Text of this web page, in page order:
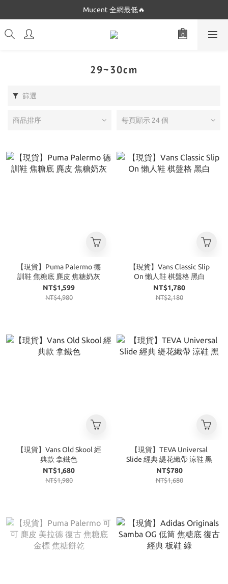
Dickies 最低只要$5XX!!
Mucent 全網最低🔥
Dickies 最低只要$5XX!!
29~30cm
篩選
商品排序 每頁顯示 24 個
【現貨】Puma Palermo 德
訓鞋 焦糖底 麂皮 焦糖奶灰
NT$1,599
NT$4,980
【現貨】Vans Classic Slip
On 懶人鞋 棋盤格 黑白
NT$1,780
NT$2,180
【現貨】Vans Old Skool 經
典款 拿鐵色
NT$1,680
NT$1,980
【現貨】TEVA Universal
Slide 經典 緹花織帶 涼鞋 黑
NT$780
NT$1,680